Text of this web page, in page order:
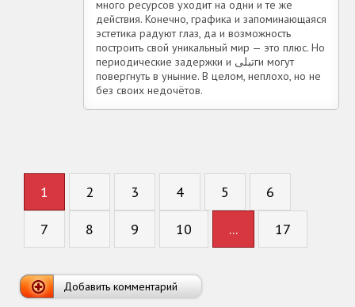
много ресурсов уходит на одни и те же
действия. Конечно, графика и запоминающаяся
эстетика радуют глаз, да и возможность
построить свой уникальный мир — это плюс. Но
периодические задержки и تبلیги могут
повергнуть в уныние. В целом, неплохо, но не
без своих недочётов.
1 2 3 4 5 6
7 8 9 10 ... 17
Добавить комментарий